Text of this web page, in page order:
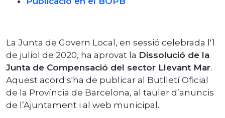
La Junta de Govern Local, en sessió celebrada l'1
de juliol de 2020, ha aprovat la Dissolució de la
Junta de Compensació del sector Llevant Mar.
Aquest acord s'ha de publicar al Butlletí Oficial
de la Província de Barcelona, al tauler d’anuncis
de l’Ajuntament i al web municipal.